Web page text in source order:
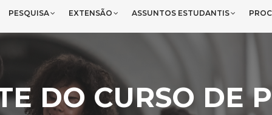
PESQUISA EXTENSÃO ASSUNTOS ESTUDANTIS
DO CURSO DE